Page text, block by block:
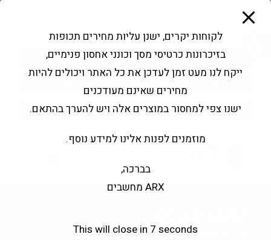
פתח סרגל נגישות
Products
search
החשבון שלי בקשה להצעה
powercolor
לקוחות יקרים, ישנן עליות מחירים תכופות
בזיכרונות כרטיסי מסך וכונני אחסון פנימיים,
ייקח לנו מעט זמן לעדכן את כל האתר ויכולים להיות
מחירים שאינם מעודכנים
ישנו צפי למחסור במוצרים אלה ויש להערך בהתאם.
מוזמנים לפנות אלינו למידע נוסף.
בברכה,
ARX מחשבים
This will close in 7 seconds